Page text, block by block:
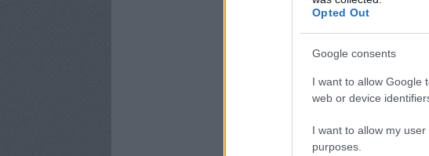
Opted Out
Google consents
I want to allow Google
web or device
I want to allow my
purposes.